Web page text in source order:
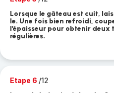
Lorsque le gâteau est cuit,
le. Une fois bien refroidi,
l’épaisseur pour obtenir deux
régulières.
Etape 6 /12